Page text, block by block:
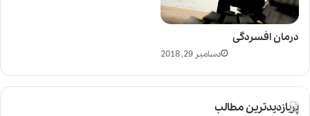
درمان افسردگی
دسامبر 29, 2018
پربازدیدترین مطالب